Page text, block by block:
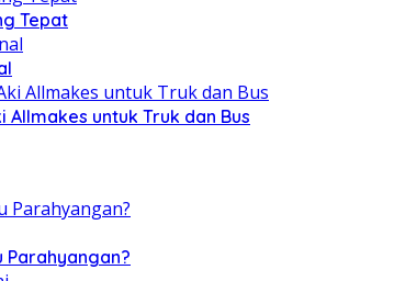
Tepat
untuk Truk dan Bus
Parahyangan?